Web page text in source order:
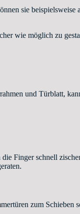
sie
wie möglich zu
und Türblatt,
Finger schnell
zum Schieben